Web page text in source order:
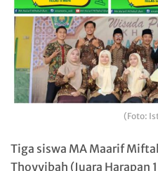
(Foto:
Tiga siswa MA Maarif
Thoyyibah (Juara Harapan